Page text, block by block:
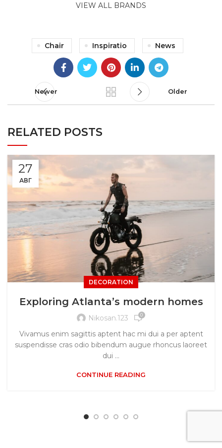
VIEW ALL BRANDS
Chair Inspiratio News
Newer Older
RELATED POSTS
27
АВГ
DECORATION
Exploring Atlanta’s modern homes
Nikosan.123 0
Vivamus enim sagittis aptent hac mi dui a per aptent
suspendisse cras odio bibendum augue rhoncus laoreet
dui ...
CONTINUE READING